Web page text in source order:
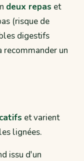
deux repas et
(risque de
digestifs
recommander un
et varient
lignées.
issu d'un